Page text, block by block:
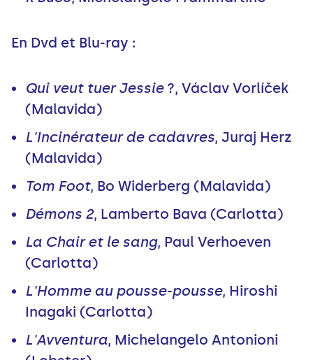
En Dvd et Blu-ray :
Qui veut tuer Jessie?, Václav Vorlíček
(Malavida)
L'Incinérateur de cadavres, Juraj Herz
(Malavida)
Tom Foot, Bo Widerberg (Malavida)
Démons 2, Lamberto Bava (Carlotta)
La Chair et le sang, Paul Verhoeven
(Carlotta)
L'Homme au pousse-pousse, Hiroshi
Inagaki (Carlotta)
L'Avventura, Michelangelo Antonioni